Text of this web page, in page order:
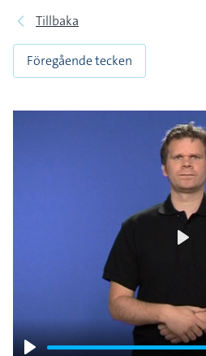
Tillbaka
Föregående tecken